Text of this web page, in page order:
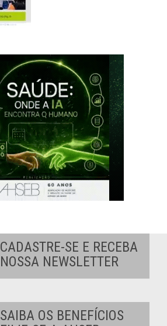
CADASTRE-SE E RECEBA
NOSSA NEWSLETTER
SAIBA OS BENEFÍCIOS